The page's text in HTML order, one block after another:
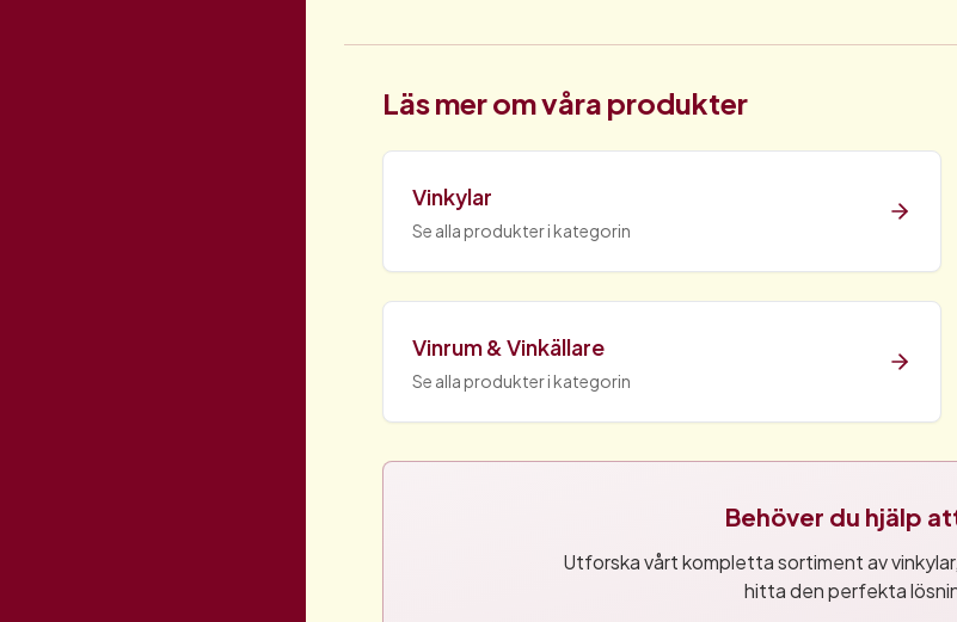
Läs mer om våra produkter
Vinkylar
Se alla produkter i kategorin
Vinrum & Vinkällare
Se alla produkter i kategorin
Behöver du hjälp
Utforska vårt kompletta sortiment av
hitta den perfekta